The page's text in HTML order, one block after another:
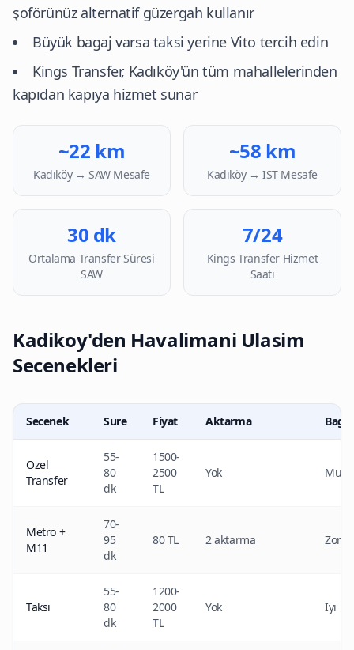
şoförünüz alternatif güzergah kullanır
Büyük bagaj varsa taksi yerine Vito tercih edin
Kings Transfer, Kadıköy'ün tüm mahallelerinden
kapıdan kapıya hizmet sunar
~22 km
Kadıköy → SAW Mesafe
~58 km
Kadıköy → IST Mesafe
30 dk
Ortalama Transfer Süresi
SAW
7/24
Kings Transfer Hizmet
Saati
Kadikoy'den Havalimani Ulasim
Secenekleri
Secenek Sure Fiyat Aktarma Bagaj
Ozel
Transfer
55-
80
dk
1500-
2500
TL
Yok
Metro +
M11
70-
95
dk
80 TL 2 aktarma Zor
Taksi
55-
80
dk
1200-
2000
TL
Yok Iyi